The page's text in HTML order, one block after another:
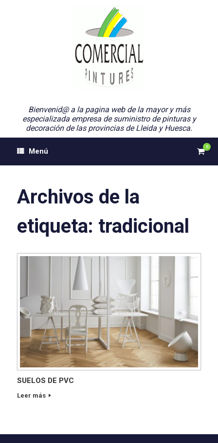
Bienvenid@ a la pagina web de la mayor y más
especializada empresa de suministro de pinturas y
decoración de las provincias de Lleida y Huesca.
Menú
Ver
0
Archivos de la
etiqueta: tradicional
SUELOS DE PVC
Leer más